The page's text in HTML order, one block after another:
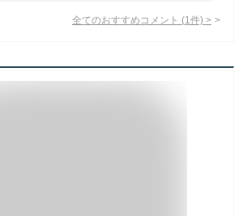
全てのおすすめコメント (1 件) >